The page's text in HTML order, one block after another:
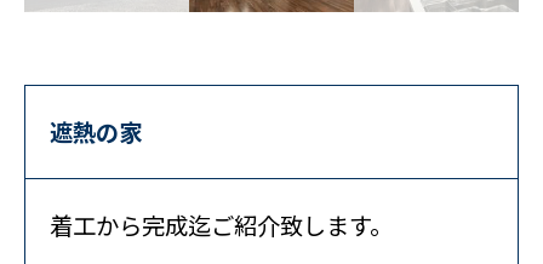
遮熱の家
着工から完成迄ご紹介致します。